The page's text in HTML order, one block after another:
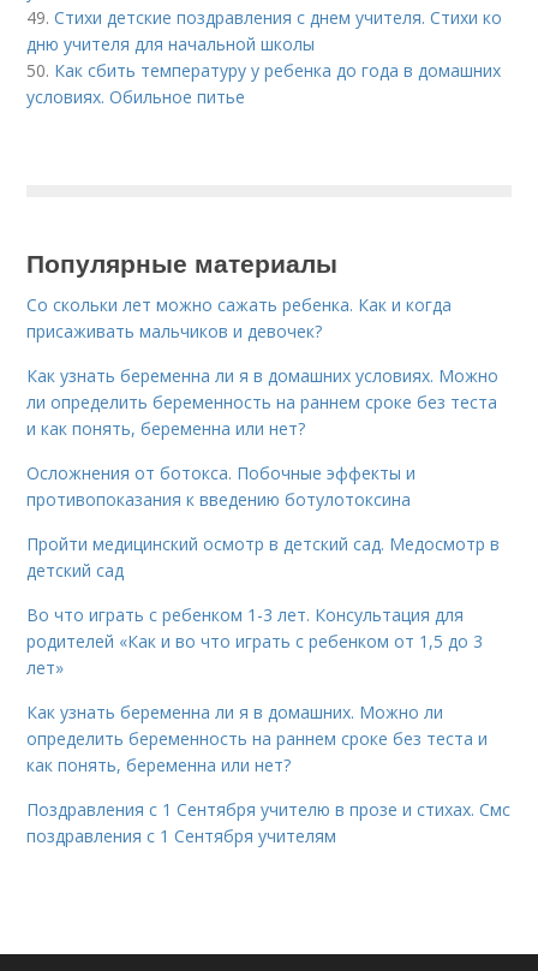
49.Стихи детские поздравления с днем учителя. Стихи ко
дню учителя для начальной школы
50. Как сбить температуру у ребенка до года в домашних
условиях. Обильное питье
Популярные материалы
Со скольки лет можно сажать ребенка. Как и когда
присаживать мальчиков и девочек?
Как узнать беременна ли я в домашних условиях. Можно
ли определить беременность на раннем сроке без теста
и как понять, беременна или нет?
Осложнения от ботокса. Побочные эффекты и
противопоказания к введению ботулотоксина
Пройти медицинский осмотр в детский сад. Медосмотр в
детский сад
Во что играть с ребенком 1-3 лет. Консультация для
родителей «Как и во что играть с ребенком от 1,5 до 3
лет»
Как узнать беременна ли я в домашних. Можно ли
определить беременность на раннем сроке без теста и
как понять, беременна или нет?
Поздравления с 1 Сентября учителю в прозе и стихах. Смс
поздравления с 1 Сентября учителям